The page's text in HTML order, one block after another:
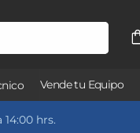
Vende tu Equipo
14:00 hrs.